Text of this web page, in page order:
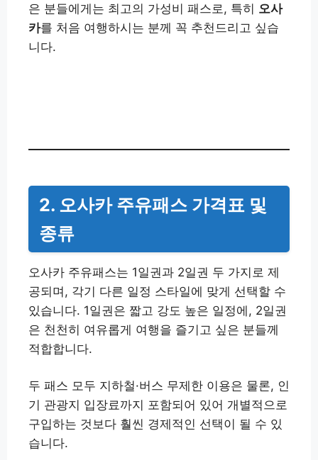
은 분들에게는 최고의 가성비 패스로, 특히 오사
카를 처음 여행하시는 분께 꼭 추천드리고 싶습
니다.
2. 오사카 주유패스 가격표 및
종류
오사카 주유패스는 1일권과 2일권 두 가지로 제
공되며, 각기 다른 일정 스타일에 맞게 선택할 수
있습니다. 1일권은 짧고 강도 높은 일정에, 2일권
은 천천히 여유롭게 여행을 즐기고 싶은 분들께
적합합니다.
두 패스 모두 지하철·버스 무제한 이용은 물론, 인
기 관광지 입장료까지 포함되어 있어 개별적으로
구입하는 것보다 훨씬 경제적인 선택이 될 수 있
습니다.